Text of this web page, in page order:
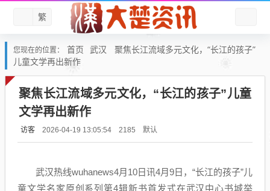
繁
您现在的位置： 首页 武汉
聚焦长江流域多元文化，“长江的孩子”
儿童文学再出新作
聚焦长江流域多元文化，“长江的孩子”儿童
文学再出新作
访客 2026-04-19 13:05:54 2185 默认
武汉热线wuhanews4月10日讯4月9日，“长江的孩子”儿
童文学名家原创系列第4辑新书首发式在武汉中心书城举